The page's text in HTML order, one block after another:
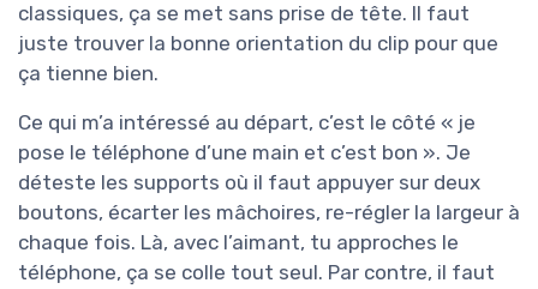
classiques, ça se met sans prise de tête. Il faut
juste trouver la bonne orientation du clip pour que
ça tienne bien.
Ce qui m’a intéressé au départ, c’est le côté « je
pose le téléphone d’une main et c’est bon ». Je
déteste les supports où il faut appuyer sur deux
boutons, écarter les mâchoires, re-régler la largeur à
chaque fois. Là, avec l’aimant, tu approches le
téléphone, ça se colle tout seul. Par contre, il faut